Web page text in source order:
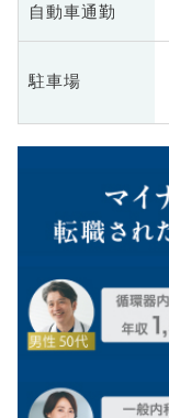
自動車通勤
駐車場